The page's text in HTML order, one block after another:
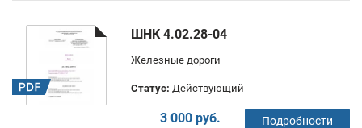
ШНК 4.02.28-04
Железные дороги
Статус: Действующий
3 000 руб. Подробности